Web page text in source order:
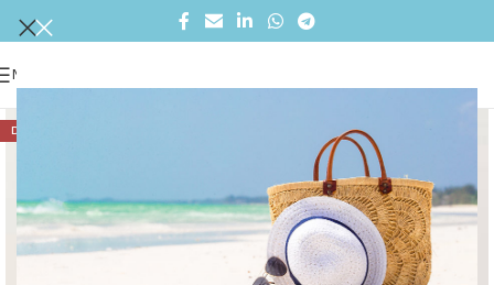
MENU
DÉSTOCKAGE